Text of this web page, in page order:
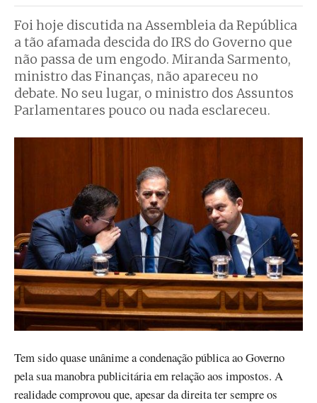
Foi hoje discutida na Assembleia da República
a tão afamada descida do IRS do Governo que
não passa de um engodo. Miranda Sarmento,
ministro das Finanças, não apareceu no
debate. No seu lugar, o ministro dos Assuntos
Parlamentares pouco ou nada esclareceu.
Tem sido quase unânime a condenação pública ao Governo
pela sua manobra publicitária em relação aos impostos. A
realidade comprovou que, apesar da direita ter sempre os